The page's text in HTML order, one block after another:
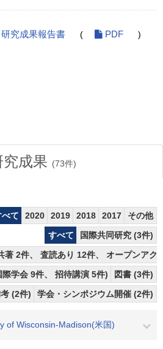
研究成果報告書 ( PDF )
究成果 (73件)
べて 2020 2019 2018 2017
その他
すべて
国際共同研究 (3件)
著 2件、 査読あり 12件、 オープンアク
学会 9件、 招待講演 5件)
図書 (3件)
(2件)
学会・シンポジウム開催 (2件)
of Wisconsin-Madison(米国)